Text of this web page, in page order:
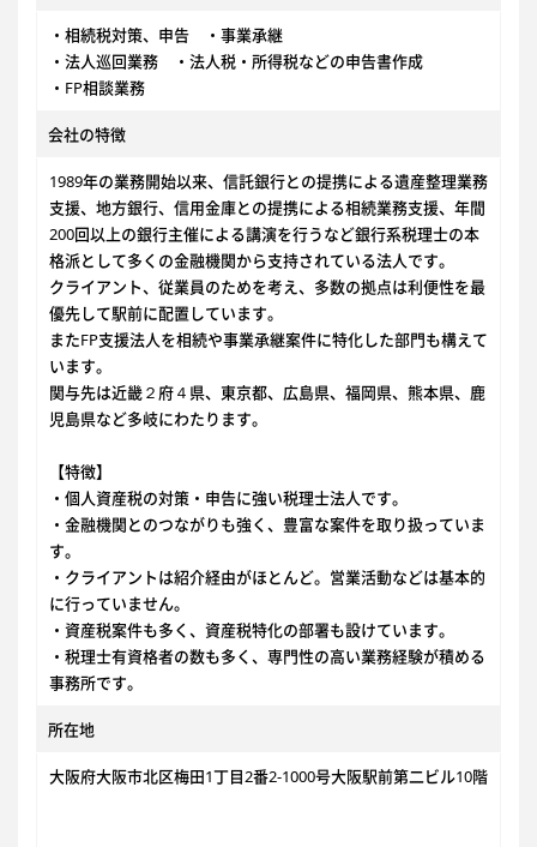
・相続税対策、申告 ・事業承継
・法人巡回業務 ・法人税・所得税などの申告書作成
・FP相談業務
会社の特徴
1989年の業務開始以来、信託銀行との提携による遺産整理業務
支援、地方銀行、信用金庫との提携による相続業務支援、年間
200回以上の銀行主催による講演を行うなど銀行系税理士の本
格派として多くの金融機関から支持されている法人です。
クライアント、従業員のためを考え、多数の拠点は利便性を最
優先して駅前に配置しています。
またFP支援法人を相続や事業承継案件に特化した部門も構えて
います。
関与先は近畿２府４県、東京都、広島県、福岡県、熊本県、鹿
児島県など多岐にわたります。
【特徴】
・個人資産税の対策・申告に強い税理士法人です。
・金融機関とのつながりも強く、豊富な案件を取り扱っていま
す。
・クライアントは紹介経由がほとんど。営業活動などは基本的
に行っていません。
・資産税案件も多く、資産税特化の部署も設けています。
・税理士有資格者の数も多く、専門性の高い業務経験が積める
事務所です。
所在地
大阪府大阪市北区梅田1丁目2番2-1000号大阪駅前第二ビル10階